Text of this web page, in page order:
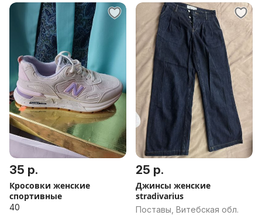
35 р.
Кросовки женские
спортивные
40
25 р.
Джинсы женские
stradivarius
Поставы, Витебская обл.